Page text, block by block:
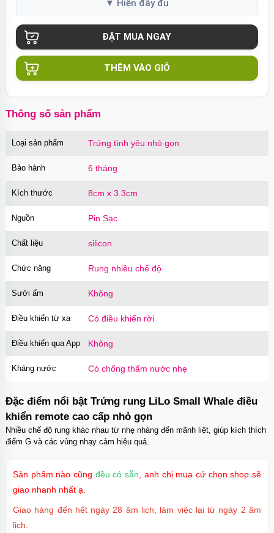
Bao cao su Sure Dongkuk Dotted 10 chiếc gai
nổi kích thích
MãBSD10trị giá60.000₫
Ốp lưng MagSafe iPhone 16 Pro Clear Case
trong suốt
Ốp lưng MagSafe iPhone 16 Pro Max Clear
Case trong suốt
suốt tối giản
giản
Ốp lưng MagSafe iPhone 17 Air Clear Case
trong suốt
Ốp lưng iPhone 17 Air TPU Space trong suốt
tối giản
Ốp lưng iPhone 17 Pro Clear Case Magnetic
trong suốt
MãOPC17PR trị giá 70.000₫
suốt tối giản
MãOPC17 trị giá
Ốp lưng iPhone 17 Pro Max Clear Case
THÊM VÀO GIỎ
Thông số sản phẩm
Loại sản phẩm Trứng tình yêu nhỏ gọn
Bảo hành 6 tháng
Kích thước 8cm x 3.3cm
Nguồn Pin Sạc
Chất liệu silicon
Chức năng Rung nhiều chế độ
Sưởi ấm Không
Điều khiển từ xa Có điều khiển rời
Điều khiển qua App Không
Kháng nước Có chống thấm nước nhẹ
Đặc điểm nổi bật Trứng rung LiLo Small Whale điều
khiển remote cao cấp nhỏ gọn
Nhiều chế độ rung khác nhau từ nhẹ nhàng đến mãnh liệt, giúp kích thích
điểm G và các vùng nhạy cảm hiệu quả.
Sản phẩm nào cũng đều có sẵn , anh chị mua cứ chọn shop sẽ
giao nhanh nhất ạ.
Giao hàng đến hết ngày 28 âm lịch, làm việc lại từ ngày 2 âm
lịch.